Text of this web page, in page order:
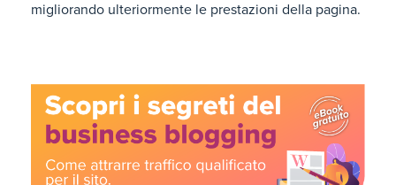
migliorando ulteriormente le prestazioni della pagina.